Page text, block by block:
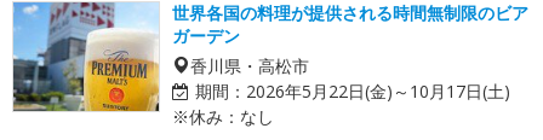
世界各国の料理が提供される時間無制限のビア
ガーデン
香川県・高松市
期間： 2026年5月22日(金)～10月17日(土)
※休み：なし